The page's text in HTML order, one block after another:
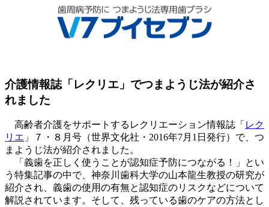
介護情報誌「レクリエ」でつまようじ法が紹介さ
れました
高齢者介護をサポートするレクリエーション情報誌「 レク
リエ 」７・８月号（世界文化社・2016年7月1日発行）で、つ
まようじ法が紹介されました。
「義歯を正しく使うことが認知症予防につながる！」とい
う特集記事の中で、神奈川歯科大学の山本龍生教授の研究が
紹介され、義歯の使用の有無と認知症のリスクなどについて
解説されています。そして、残っている歯のケアの方法とし